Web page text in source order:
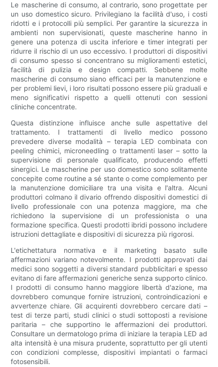
Le mascherine di consumo, al contrario, sono progettate per
un uso domestico sicuro. Privilegiano la facilità d'uso, i costi
ridotti e i protocolli più semplici. Per garantire la sicurezza in
ambienti non supervisionati, queste mascherine hanno in
genere una potenza di uscita inferiore e timer integrati per
ridurre il rischio di un uso eccessivo. I produttori di dispositivi
di consumo spesso si concentrano su miglioramenti estetici,
facilità di pulizia e design compatti. Sebbene molte
mascherine di consumo siano efficaci per la manutenzione e
per problemi lievi, i loro risultati possono essere più graduali e
meno significativi rispetto a quelli ottenuti con sessioni
cliniche concentrate.
Questa distinzione influisce anche sulle aspettative del
trattamento. I trattamenti di livello medico possono
prevedere diverse modalità – terapia LED combinata con
peeling chimici, microneedling o trattamenti laser – sotto la
supervisione di personale qualificato, producendo effetti
sinergici. Le mascherine per uso domestico sono solitamente
concepite come routine a sé stante o come complemento per
la manutenzione domiciliare tra una visita e l'altra. Alcuni
produttori colmano il divario offrendo dispositivi domestici di
livello professionale con una potenza maggiore, ma che
richiedono la supervisione di un professionista o una
formazione specifica. Questi prodotti ibridi possono includere
istruzioni dettagliate e dispositivi di sicurezza più rigorosi.
L'etichettatura normativa e il marketing basato sulle
affermazioni variano notevolmente. I prodotti approvati dai
medici sono soggetti a diversi standard pubblicitari e spesso
evitano di fare affermazioni generiche senza supporto clinico.
I prodotti di consumo hanno maggiore libertà d'azione, ma
dovrebbero comunque fornire istruzioni, controindicazioni e
avvertenze chiare. Gli acquirenti dovrebbero cercare dati –
test di terze parti, studi clinici o studi sottoposti a revisione
paritaria – che supportino le affermazioni dei produttori.
Consultare un dermatologo prima di iniziare la terapia LED ad
alta intensità è una misura prudente, soprattutto per gli utenti
con condizioni complesse, dispositivi impiantati o farmaci
fotosensibili.